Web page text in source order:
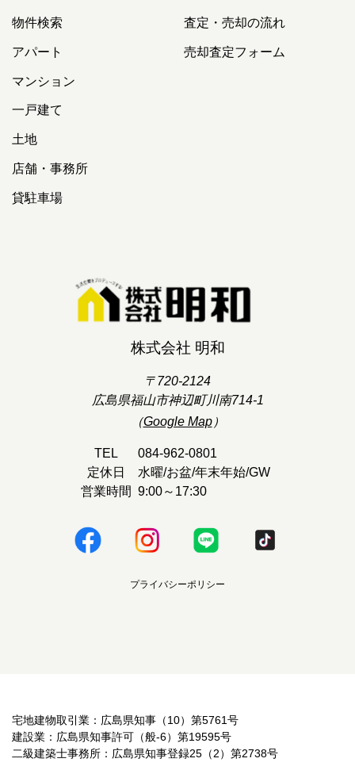
物件検索
アパート
マンション
一戸建て
土地
店舗・事務所
貸駐車場
査定・売却の流れ
売却査定フォーム
株式会社 明和
〒720-2124
広島県福山市神辺町川南714-1
（Google Map）
TEL
084-962-0801
定休日
水曜/お盆/年末年始/GW
営業時間 9:00～17:30
プライバシーポリシー
宅地建物取引業：広島県知事（10）第5761号
建設業：広島県知事許可（般-6）第19595号
二級建築士事務所：広島県知事登録25（2）第2738号